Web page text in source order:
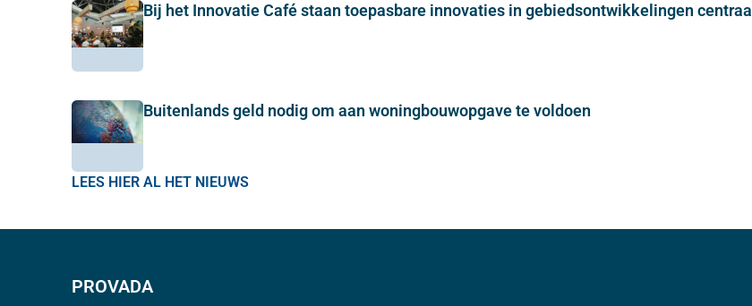
Bij het Innovatie Café staan toepasbare innovaties in gebiedsontwikkelingen centraal
Buitenlands geld nodig om aan woningbouwopgave te voldoen
LEES HIER AL HET NIEUWS
PROVADA